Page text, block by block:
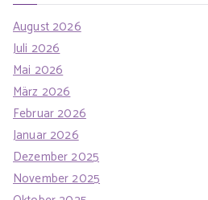
August 2026
Juli 2026
Mai 2026
März 2026
Februar 2026
Januar 2026
Dezember 2025
November 2025